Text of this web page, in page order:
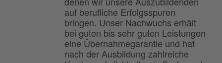
auf berufliche Erfolgsspuren
bringen. Unser Nachwuchs erhält
bei guten bis sehr guten Leistungen
eine Übernahmegarantie und hat
nach der Ausbildung zahlreiche